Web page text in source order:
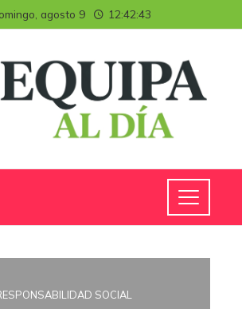
agosto 9 12:42:44
SOCIAL